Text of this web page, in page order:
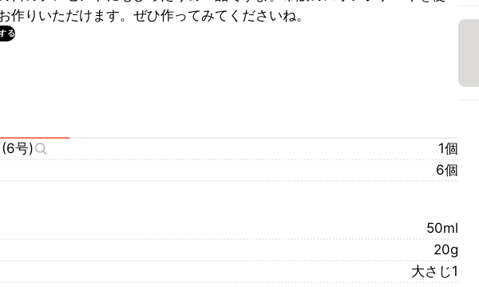
作りいただけます。ぜひ作ってみてくださいね。
る
号)
1個
6個
50ml
20g
大さじ1